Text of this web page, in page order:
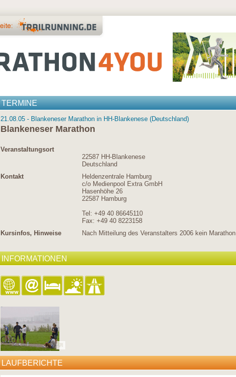
TERMINE
21.08.05 - Blankeneser Marathon in HH-Blankenese (Deutschland)
Blankeneser Marathon
Veranstaltungsort
22587 HH-Blankenese
Deutschland
Kontakt
Heldenzentrale Hamburg
c/o Medienpool Extra GmbH
Hasenhöhe 26
22587 Hamburg
Tel: +49 40 86645110
Fax: +49 40 8223158
Kursinfos, Hinweise
Nach Mitteilung des Veranstalters 2006 kein Marathon
INFORMATIONEN
LAUFBERICHTE